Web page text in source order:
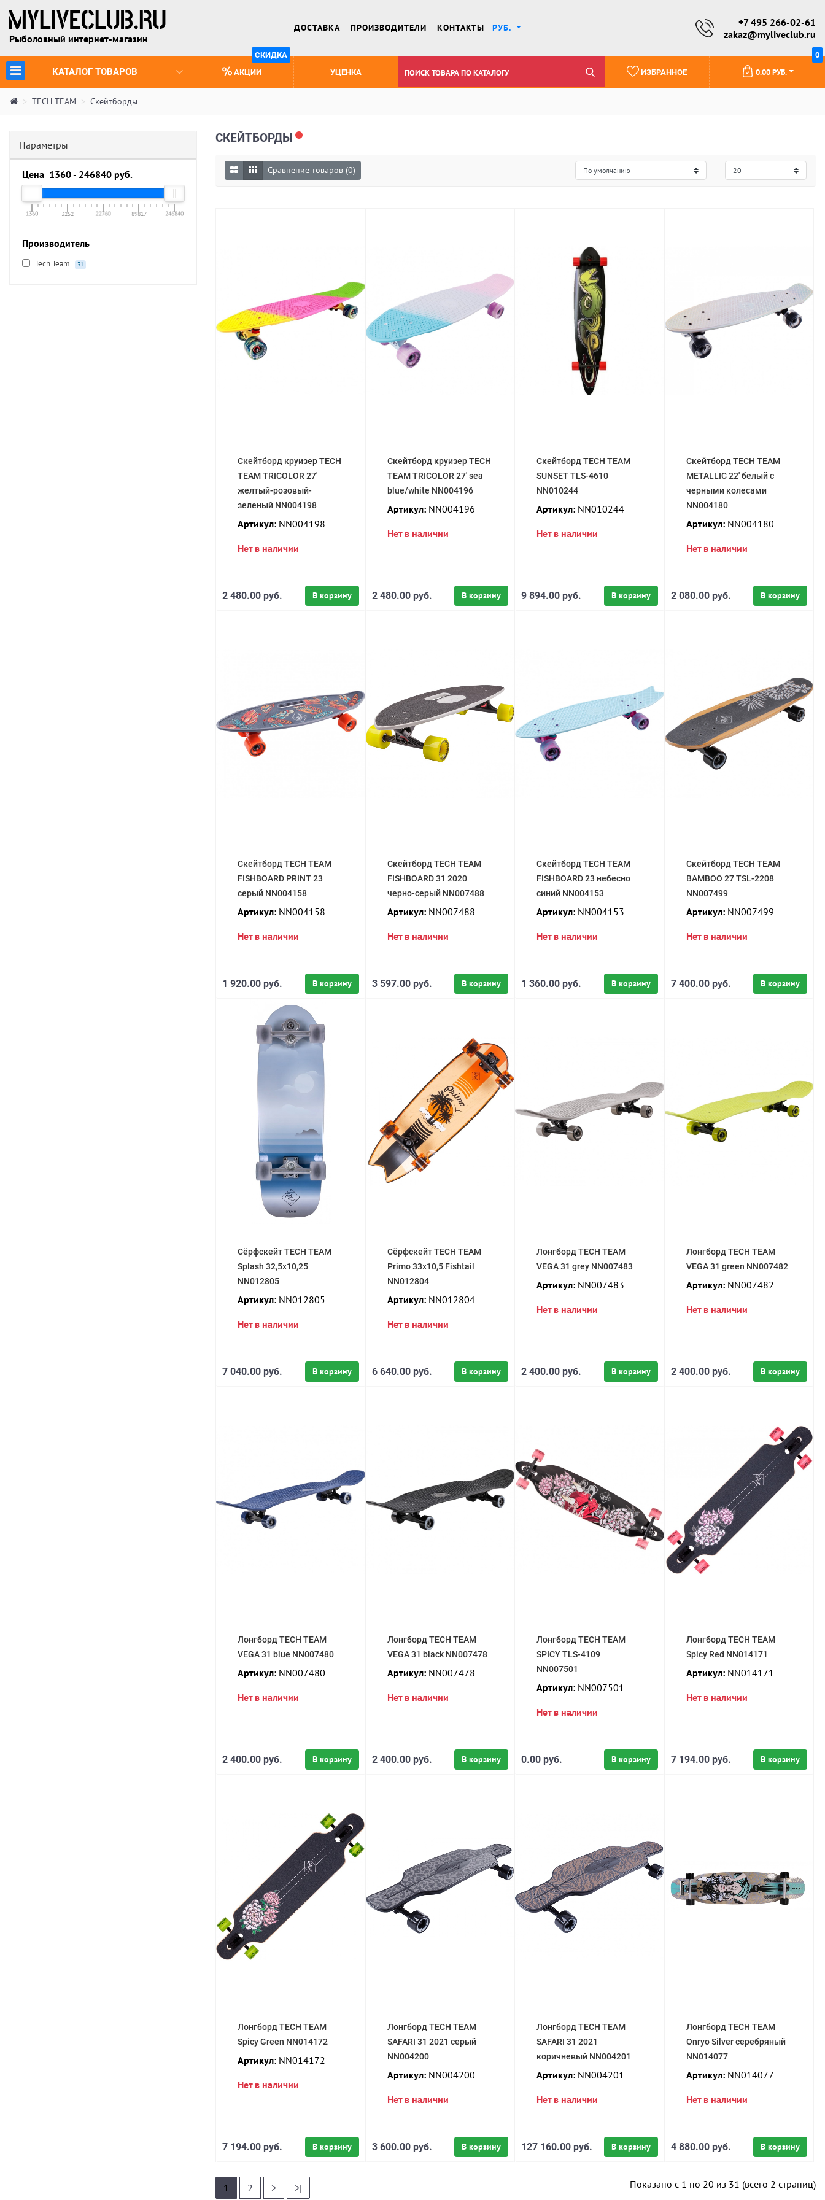
Рыболовный интернет-магазин
ДОСТАВКА ПРОИЗВОДИТЕЛИ КОНТАКТЫ РУБ.
+7 495 266-02-61
zakaz@myliveclub.ru
КАТАЛОГ ТОВАРОВ
(CURRENT) АКЦИИ
СКИДКА
УЦЕНКА
ИЗБРАННОЕ
0
0.00 РУБ.
TECH TEAM Скейтборды
Параметры
Цена 1360- 246840 руб.
1360 3252 22760 89817 246840
Производитель
Tech Team 31
СКЕЙТБОРДЫ
Сравнение товаров (0)
Скейтборд круизер TECH
TEAM TRICOLOR 27'
желтый-розовый-
зеленый NN004198
Артикул: NN004198
Нет в наличии
В корзину
2 480.00 руб.
Скейтборд круизер TECH
TEAM TRICOLOR 27' sea
blue/white NN004196
Артикул:NN004196
Нет в наличии
В корзину
2 480.00 руб.
Скейтборд TECH TEAM
SUNSET TLS-4610
NN010244
Артикул: NN010244
Нет в наличии
В корзину
9 894.00 руб.
Скейтборд TECH TEAM
METALLIC 22' белый с
черными колесами
NN004180
Артикул:NN004180
Нет в наличии
В корзину
2 080.00 руб.
Скейтборд TECH TEAM
FISHBOARD PRINT 23
серый NN004158
Артикул: NN004158
Нет в наличии
В корзину
1 920.00 руб.
Скейтборд TECH TEAM
FISHBOARD 31 2020
черно-серый NN007488
Артикул:NN007488
Нет в наличии
В корзину
3 597.00 руб.
Скейтборд TECH TEAM
FISHBOARD 23 небесно
синий NN004153
Артикул: NN004153
Нет в наличии
В корзину
1 360.00 руб.
Скейтборд TECH TEAM
BAMBOO 27 TSL-2208
NN007499
Артикул:NN007499
Нет в наличии
В корзину
7 400.00 руб.
Сёрфскейт TECH TEAM
Splash 32,5х10,25
NN012805
Артикул: NN012805
Нет в наличии
В корзину
7 040.00 руб.
Сёрфскейт TECH TEAM
Primo 33х10,5 Fishtail
NN012804
Артикул:NN012804
Нет в наличии
В корзину
6 640.00 руб.
Лонгборд TECH TEAM
VEGA 31 grey NN007483
Артикул: NN007483
Нет в наличии
В корзину
2 400.00 руб.
Лонгборд TECH TEAM
VEGA 31 green NN007482
Артикул:NN007482
Нет в наличии
В корзину
2 400.00 руб.
Лонгборд TECH TEAM
VEGA 31 blue NN007480
Артикул: NN007480
Нет в наличии
В корзину
2 400.00 руб.
Лонгборд TECH TEAM
VEGA 31 black NN007478
Артикул:NN007478
Нет в наличии
В корзину
2 400.00 руб.
Лонгборд TECH TEAM
SPICY TLS-4109
NN007501
Артикул: NN007501
Нет в наличии
В корзину
0.00 руб.
Лонгборд TECH TEAM
Spicy Red NN014171
Артикул:NN014171
Нет в наличии
В корзину
7 194.00 руб.
Лонгборд TECH TEAM
Spicy Green NN014172
Артикул: NN014172
Нет в наличии
В корзину
7 194.00 руб.
Лонгборд TECH TEAM
SAFARI 31 2021 серый
NN004200
Артикул:NN004200
Нет в наличии
В корзину
3 600.00 руб.
Лонгборд TECH TEAM
SAFARI 31 2021
коричневый NN004201
Артикул: NN004201
Нет в наличии
В корзину
127 160.00 руб.
Лонгборд TECH TEAM
Onryo Silver серебряный
NN014077
Артикул:NN014077
Нет в наличии
В корзину
4 880.00 руб.
1 2 > >| Показано с 1 по 20 из 31 (всего 2 страниц)